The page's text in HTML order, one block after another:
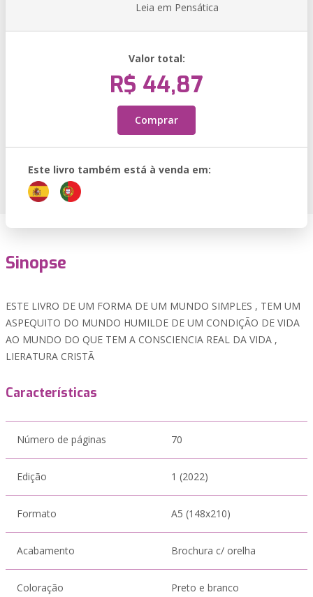
Leia em Pensática
Valor total:
R$ 44,87
Comprar
Este livro também está à venda em:
Sinopse
ESTE LIVRO DE UM FORMA DE UM MUNDO SIMPLES , TEM UM
ASPEQUITO DO MUNDO HUMILDE DE UM CONDIÇÃO DE VIDA
AO MUNDO DO QUE TEM A CONSCIENCIA REAL DA VIDA ,
LIERATURA CRISTÃ
Características
Número de páginas 70
Edição 1 (2022)
Formato A5 (148x210)
Acabamento Brochura c/ orelha
Coloração Preto e branco